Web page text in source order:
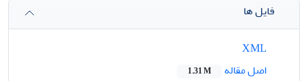
فایل ها
اصل مقاله
1.31 M